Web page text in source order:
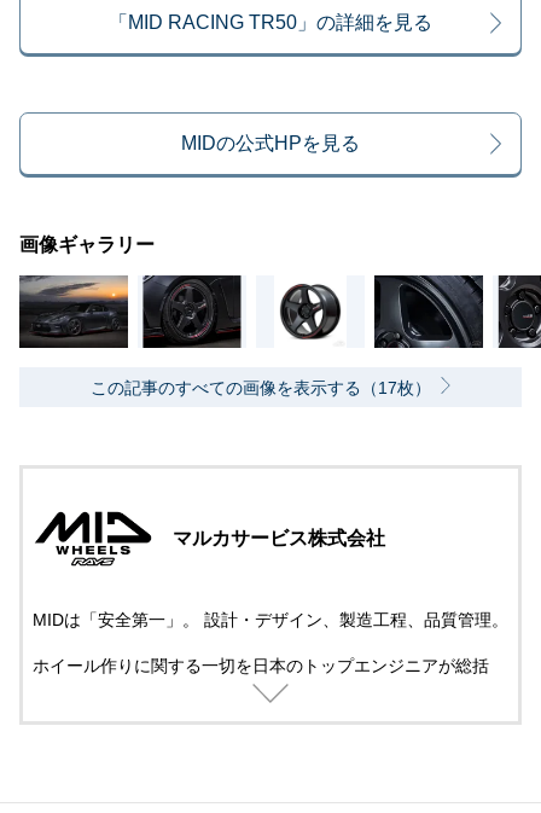
「MID RACING TR50」の詳細を見る
MIDの公式HPを見る
画像ギャラリー
この記事のすべての画像を表示する（17枚）
マルカサービス株式会社
MIDは「安全第一」。 設計・デザイン、製造工程、品質管理。
ホイール作りに関する一切を日本のトップエンジニアが総括
し、最終的な強度テストを日本国内で、自らの手で行うこと